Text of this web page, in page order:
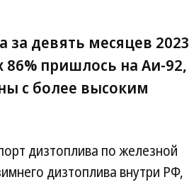
девять месяцев 2023
86% пришлось на Аи-92,
с более высоким
дизтоплива по железной
дизтоплива внутри РФ,